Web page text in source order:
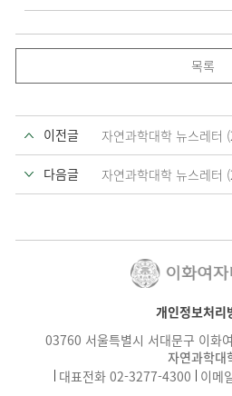
목록
이전글 자연과학대학 뉴스레터
다음글 자연과학대학 뉴스레터
개인정보처리
03760 서울특별시 서대문구 이화
자연과학대
대표전화 02-3277-4300 이메